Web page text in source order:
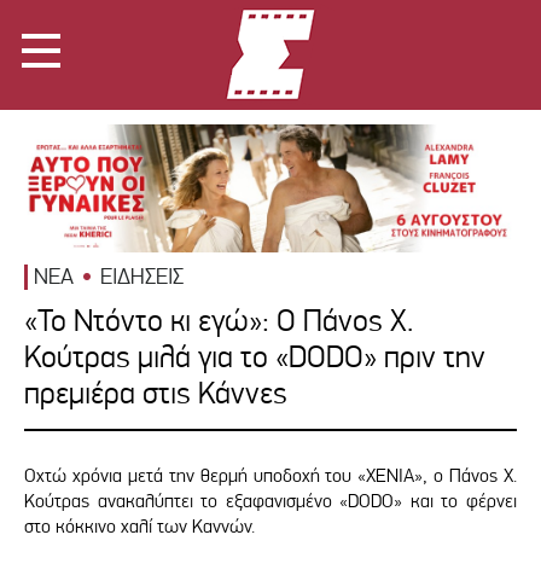
ΝΕΑ ΕΙΔΗΣΕΙΣ
«Το Ντόντο κι εγώ»: Ο Πάνος Χ.
Κούτρας μιλά για το «DODO» πριν την
πρεμιέρα στις Κάννες
Οχτώ χρόνια μετά την θερμή υποδοχή του «XENIA», ο Πάνος Χ.
Κούτρας ανακαλύπτει το εξαφανισμένο «DODO» και το φέρνει
στο κόκκινο χαλί των Καννών.